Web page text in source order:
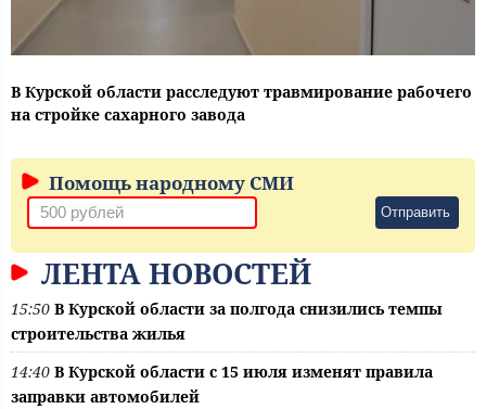
В Курской области расследуют травмирование рабочего
на стройке сахарного завода
Помощь народному СМИ
Отправить
ЛЕНТА НОВОСТЕЙ
15:50 В Курской области за полгода снизились темпы
строительства жилья
14:40 В Курской области с 15 июля изменят правила
заправки автомобилей